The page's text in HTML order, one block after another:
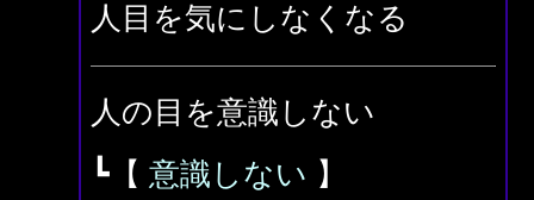
人目を気にしなくなる
人の目を意識しない
┗【 意識しない 】